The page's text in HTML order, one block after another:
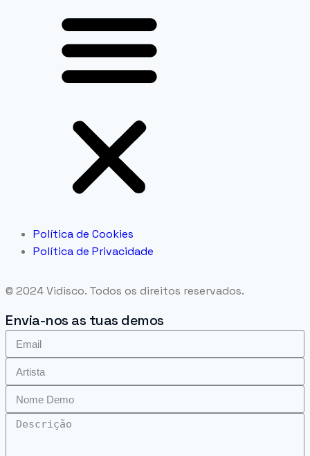
Política de Cookies
Política de Privacidade
© 2024 Vidisco. Todos os direitos reservados.
Envia-nos as tuas demos